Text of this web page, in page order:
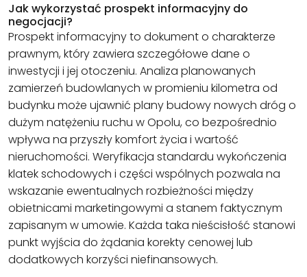
Jak wykorzystać prospekt informacyjny do
negocjacji?
Prospekt informacyjny to dokument o charakterze
prawnym, który zawiera szczegółowe dane o
inwestycji i jej otoczeniu. Analiza planowanych
zamierzeń budowlanych w promieniu kilometra od
budynku może ujawnić plany budowy nowych dróg o
dużym natężeniu ruchu w Opolu, co bezpośrednio
wpływa na przyszły komfort życia i wartość
nieruchomości. Weryfikacja standardu wykończenia
klatek schodowych i części wspólnych pozwala na
wskazanie ewentualnych rozbieżności między
obietnicami marketingowymi a stanem faktycznym
zapisanym w umowie. Każda taka nieścisłość stanowi
punkt wyjścia do żądania korekty cenowej lub
dodatkowych korzyści niefinansowych.